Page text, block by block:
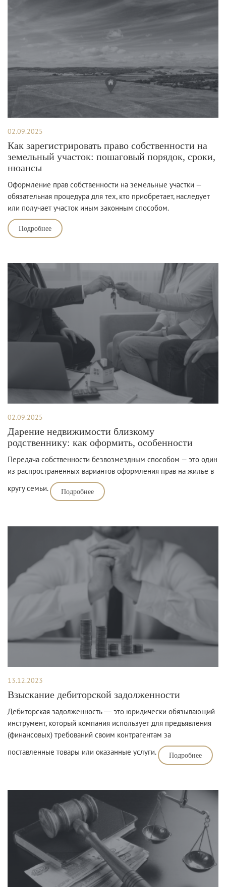
02.09.2025
Как зарегистрировать право собственности на
земельный участок: пошаговый порядок, сроки,
нюансы
Оформление прав собственности на земельные участки —
обязательная процедура для тех, кто приобретает, наследует
или получает участок иным законным способом.
Подробнее
02.09.2025
Дарение недвижимости близкому
родственнику: как оформить, особенности
Передача собственности безвозмездным способом — это один
из распространенных вариантов оформления прав на жилье в
кругу семьи.
Подробнее
13.12.2023
Взыскание дебиторской задолженности
Дебиторская задолженность ― это юридически обязывающий
инструмент, который компания использует для предъявления
(финансовых) требований своим контрагентам за
поставленные товары или оказанные услуги.
Подробнее